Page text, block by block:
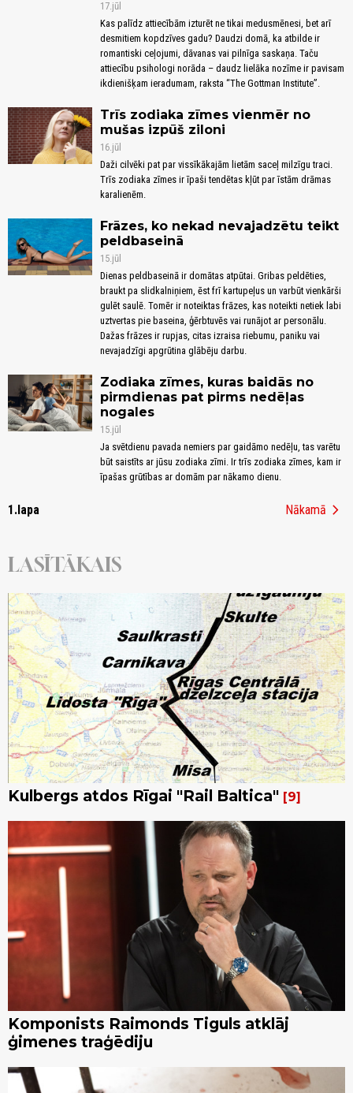
17.jūl
Kas palīdz attiecībām izturēt ne tikai medusmēnesi, bet arī
desmitiem kopdzīves gadu? Daudzi domā, ka atbilde ir
romantiski ceļojumi, dāvanas vai pilnīga saskaņa. Taču
attiecību psihologi norāda – daudz lielāka nozīme ir pavisam
ikdienišķam ieradumam, raksta “The Gottman Institute”.
Trīs zodiaka zīmes vienmēr no
mušas izpūš ziloni
16.jūl
Daži cilvēki pat par vissīkākajām lietām saceļ milzīgu traci.
Trīs zodiaka zīmes ir īpaši tendētas kļūt par īstām drāmas
karalienēm.
Frāzes, ko nekad nevajadzētu teikt
peldbaseinā
15.jūl
Dienas peldbaseinā ir domātas atpūtai. Gribas peldēties,
braukt pa slidkalniņiem, ēst frī kartupeļus un varbūt vienkārši
gulēt saulē. Tomēr ir noteiktas frāzes, kas noteikti netiek labi
uztvertas pie baseina, ģērbtuvēs vai runājot ar personālu.
Dažas frāzes ir rupjas, citas izraisa riebumu, paniku vai
nevajadzīgi apgrūtina glābēju darbu.
Zodiaka zīmes, kuras baidās no
pirmdienas pat pirms nedēļas
nogales
15.jūl
Ja svētdienu pavada nemiers par gaidāmo nedēļu, tas varētu
būt saistīts ar jūsu zodiaka zīmi. Ir trīs zodiaka zīmes, kam ir
īpašas grūtības ar domām par nākamo dienu.
1.lapa Nākamā chevron_right
LASĪTĀKAIS
Kulbergs atdos Rīgai "Rail Baltica" 9
Komponists Raimonds Tiguls atklāj
ģimenes traģēdiju